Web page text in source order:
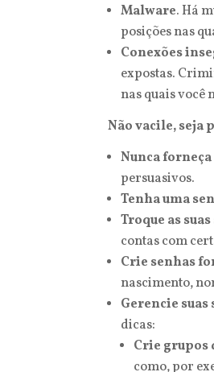
Malware. Há
posições nas
Conexões
expostas.
nas quais você
Não vacile, seja
Nunca forneça
persuasivos.
Tenha uma
Troque as
contas com
Crie senhas
nascimento,
Gerencie suas
dicas:
Crie grupos
como, por